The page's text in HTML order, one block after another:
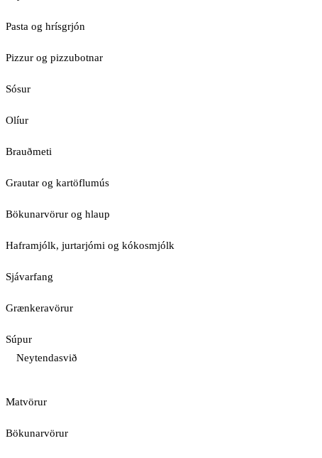
Pasta og hrísgrjón
Pizzur og pizzubotnar
Sósur
Olíur
Brauðmeti
Grautar og kartöflumús
Bökunarvörur og hlaup
Haframjólk, jurtarjómi og kókosmjólk
Sjávarfang
Grænkeravörur
Súpur
Neytendasvið
Matvörur
Bökunarvörur